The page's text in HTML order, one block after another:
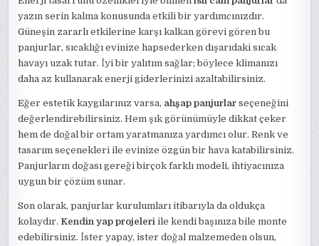
yazın serin kalma konusunda etkili bir yardımcınızdır.
Güneşin zararlı etkilerine karşı kalkan görevi gören bu
panjurlar, sıcaklığı evinize hapsederken dışarıdaki sıcak
havayı uzak tutar. İyi bir yalıtım sağlar; böylece klimanızı
daha az kullanarak enerji giderlerinizi azaltabilirsiniz.
Eğer estetik kaygılarınız varsa, ahşap panjurlar seçeneğini
değerlendirebilirsiniz. Hem şık görünümüyle dikkat çeker
hem de doğal bir ortam yaratmanıza yardımcı olur. Renk ve
tasarım seçenekleri ile evinize özgün bir hava katabilirsiniz.
Panjurların doğası gereği birçok farklı modeli, ihtiyacınıza
uygun bir çözüm sunar.
Son olarak, panjurlar kurulumları itibarıyla da oldukça
kolaydır.Kendin yap projeleri ile kendi başınıza bile monte
edebilirsiniz. İster yapay, ister doğal malzemeden olsun,